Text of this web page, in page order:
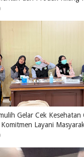
Gelar Cek Kesehatan
Layani